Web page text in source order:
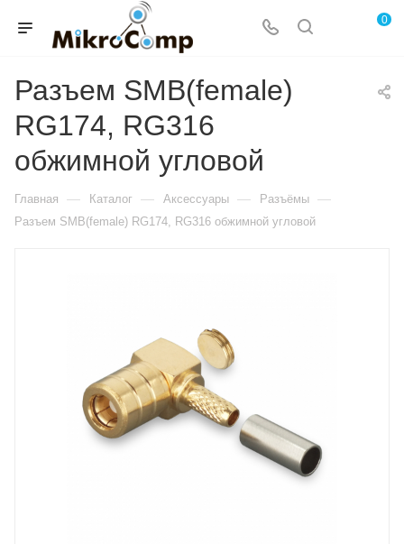
0
Разъем SMB(female)
RG174, RG316
обжимной угловой
Главная — Каталог — Аксессуары — Разъёмы —
Разъем SMB(female) RG174, RG316 обжимной угловой